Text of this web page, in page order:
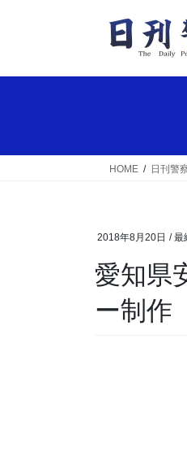
HOME 日刊警
2018年8月20日 / 最
愛知県安城署で高校美術部デザインの防犯ポスタ
ー制作